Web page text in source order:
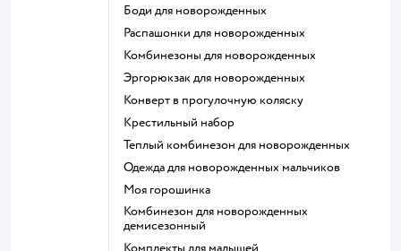
Боди для новорожденных
Распашонки для новорожденных
Комбинезоны для новорожденных
Эргорюкзак для новорожденных
Конверт в прогулочную коляску
Крестильный набор
Теплый комбинезон для новорожденных
Одежда для новорожденных мальчиков
Моя горошинка
Комбинезон для новорожденных
демисезонный
Комплекты для малышей